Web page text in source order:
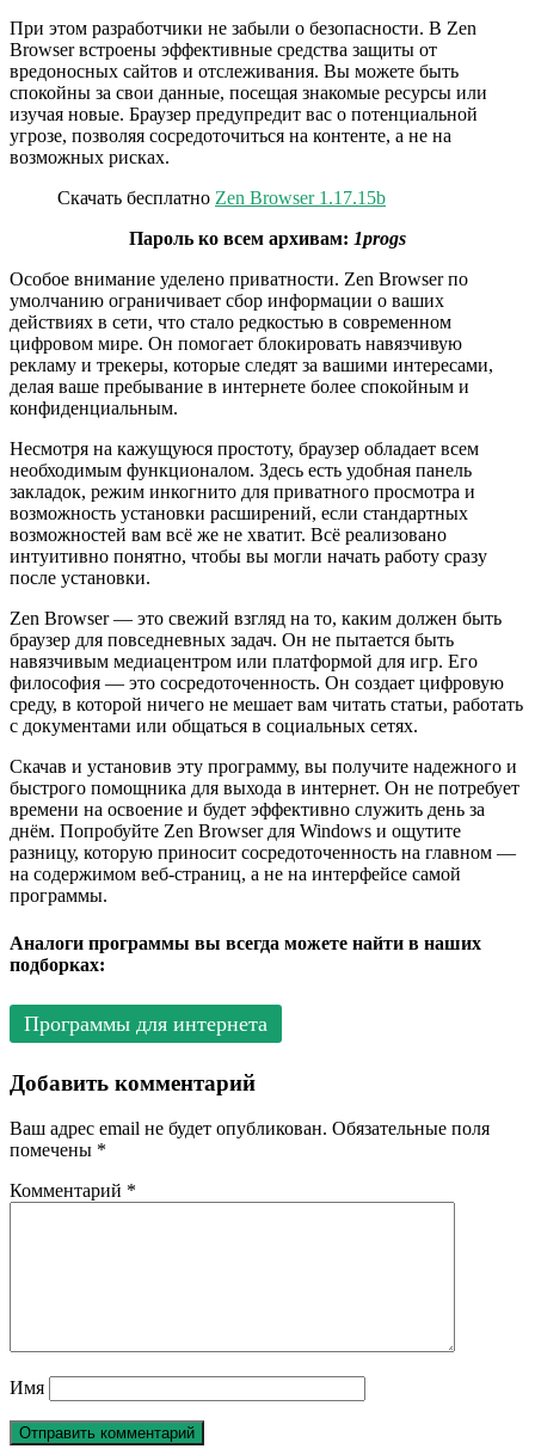
При этом разработчики не забыли о безопасности. В Zen
Browser встроены эффективные средства защиты от
вредоносных сайтов и отслеживания. Вы можете быть
спокойны за свои данные, посещая знакомые ресурсы или
изучая новые. Браузер предупредит вас о потенциальной
угрозе, позволяя сосредоточиться на контенте, а не на
возможных рисках.
Скачать бесплатно Zen Browser 1.17.15b
Пароль ко всем архивам: 1progs
Особое внимание уделено приватности. Zen Browser по
умолчанию ограничивает сбор информации о ваших
действиях в сети, что стало редкостью в современном
цифровом мире. Он помогает блокировать навязчивую
рекламу и трекеры, которые следят за вашими интересами,
делая ваше пребывание в интернете более спокойным и
конфиденциальным.
Несмотря на кажущуюся простоту, браузер обладает всем
необходимым функционалом. Здесь есть удобная панель
закладок, режим инкогнито для приватного просмотра и
возможность установки расширений, если стандартных
возможностей вам всё же не хватит. Всё реализовано
интуитивно понятно, чтобы вы могли начать работу сразу
после установки.
Zen Browser — это свежий взгляд на то, каким должен быть
браузер для повседневных задач. Он не пытается быть
навязчивым медиацентром или платформой для игр. Его
философия — это сосредоточенность. Он создает цифровую
среду, в которой ничего не мешает вам читать статьи, работать
с документами или общаться в социальных сетях.
Скачав и установив эту программу, вы получите надежного и
быстрого помощника для выхода в интернет. Он не потребует
времени на освоение и будет эффективно служить день за
днём. Попробуйте Zen Browser для Windows и ощутите
разницу, которую приносит сосредоточенность на главном —
на содержимом веб-страниц, а не на интерфейсе самой
программы.
Аналоги программы вы всегда можете найти в наших
подборках:
Программы для интернета
Добавить комментарий
Ваш адрес email не будет опубликован. Обязательные поля
помечены *
Комментарий *
Имя